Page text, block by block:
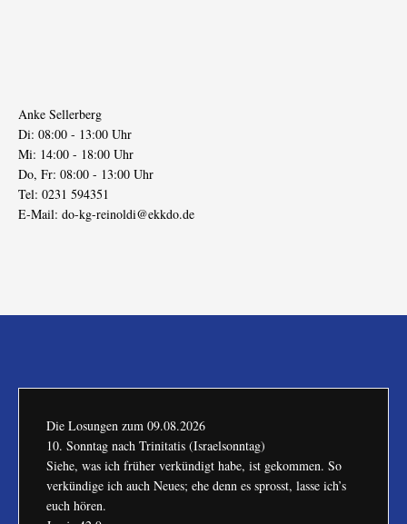
Anke Sellerberg
Di: 08:00 - 13:00 Uhr
Mi: 14:00 - 18:00 Uhr
Do, Fr: 08:00 - 13:00 Uhr
Tel: 0231 594351
E-Mail: do-kg-reinoldi@ekkdo.de
Die Losungen zum 09.08.2026
10. Sonntag nach Trinitatis (Israelsonntag)
Siehe, was ich früher verkündigt habe, ist gekommen. So
verkündige ich auch Neues; ehe denn es sprosst, lasse ich’s
euch hören.